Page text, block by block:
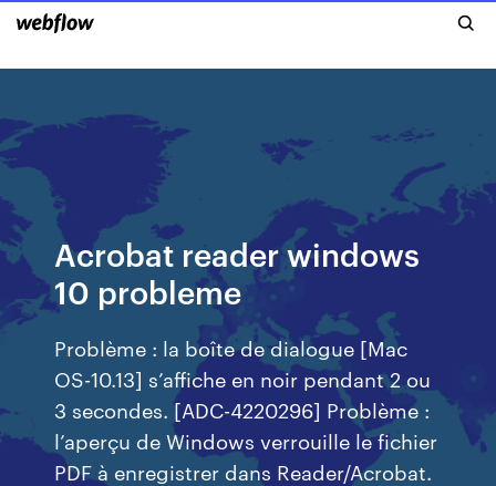
Acrobat reader windows
10 probleme
Problème : la boîte de dialogue [Mac
OS-10.13] s’affiche en noir pendant 2 ou
3 secondes. [ADC-4220296] Problème :
l’aperçu de Windows verrouille le fichier
PDF à enregistrer dans Reader/Acrobat.